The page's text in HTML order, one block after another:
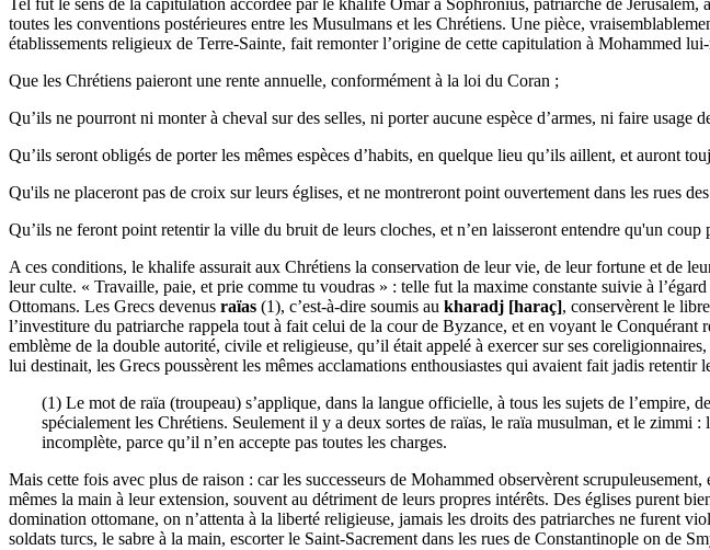
toutes les conventions postérieures entre les Musulmans et les Chrétiens. Une pièce,
établissements religieux de Terre-Sainte, fait remonter l’origine de cette capitulation à Mohammed
Que les Chrétiens paieront une rente annuelle, conformément à la loi du Coran ;
Qu’ils ne pourront ni monter à cheval sur des selles, ni porter aucune espèce d’armes, ni faire usage
Qu’ils seront obligés de porter les mêmes espèces d’habits, en quelque lieu qu’ils aillent, et auront
Qu'ils ne placeront pas de croix sur leurs églises, et ne montreront point ouvertement dans les rues
Qu’ils ne feront point retentir la ville du bruit de leurs cloches, et n’en laisseront entendre qu'un coup
A ces conditions, le khalife assurait aux Chrétiens la conservation de leur vie, de leur fortune et de
leur culte. « Travaille, paie, et prie comme tu voudras » : telle fut la maxime constante suivie à
Ottomans. Les Grecs devenus raïas (1), c’est-à-dire soumis au kharadj [haraç], conservèrent le
l’investiture du patriarche rappela tout à fait celui de la cour de Byzance, et en voyant le
emblème de la double autorité, civile et religieuse, qu’il était appelé à exercer sur ses
lui destinait, les Grecs poussèrent les mêmes acclamations enthousiastes qui avaient fait jadis
(1) Le mot de raïa (troupeau) s’applique, dans la langue officielle, à tous les sujets de
spécialement les Chrétiens. Seulement il y a deux sortes de raïas, le raïa musulman, et le zimmi
incomplète, parce qu’il n’en accepte pas toutes les charges.
Mais cette fois avec plus de raison : car les successeurs de Mohammed observèrent
mêmes la main à leur extension, souvent au détriment de leurs propres intérêts. Des églises purent
domination ottomane, on n’attenta à la liberté religieuse, jamais les droits des patriarches ne furent
soldats turcs, le sabre à la main, escorter le Saint-Sacrement dans les rues de Constantinople on de